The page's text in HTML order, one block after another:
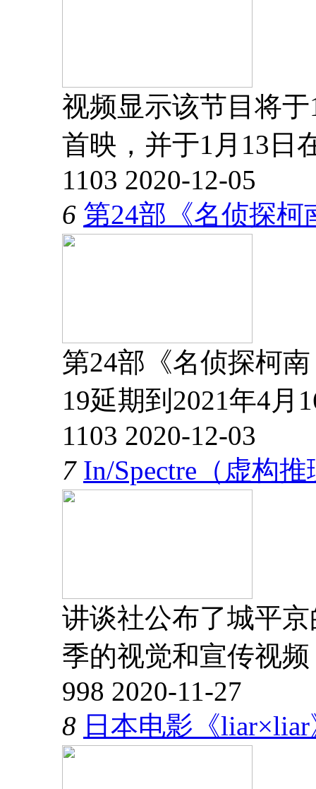
视频显示该节目将
首映，并于1月13日
1103 2020-12-05
6 第24部《名侦探柯
第24部《名侦探柯
19延期到2021年4月
1103 2020-12-03
7 In/Spectre（虚构
讲谈社公布了城平
季的视觉和宣传视
998 2020-11-27
8 日本电影《